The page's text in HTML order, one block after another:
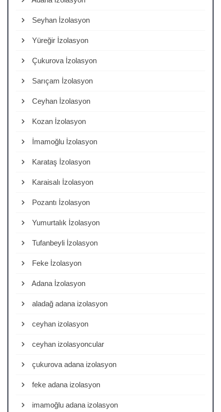
Seyhan İzolasyon
Yüreğir İzolasyon
Çukurova İzolasyon
Sarıçam İzolasyon
Ceyhan İzolasyon
Kozan İzolasyon
İmamoğlu İzolasyon
Karataş İzolasyon
Karaisalı İzolasyon
Pozantı İzolasyon
Yumurtalık İzolasyon
Tufanbeyli İzolasyon
Feke İzolasyon
Adana İzolasyon
aladağ adana izolasyon
ceyhan izolasyon
ceyhan izolasyoncular
çukurova adana izolasyon
feke adana izolasyon
imamoğlu adana izolasyon